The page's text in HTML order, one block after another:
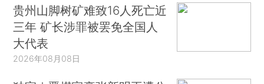
贵州山脚树矿难致16人死亡近
三年 矿长涉罪被罢免全国人
大代表
2026年08月08日